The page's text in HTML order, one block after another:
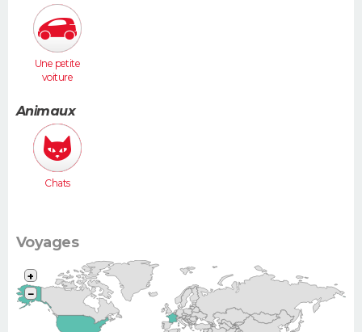
Une petite
voiture
Clio, 206...)
Animaux
Chats
Voyages
+
−